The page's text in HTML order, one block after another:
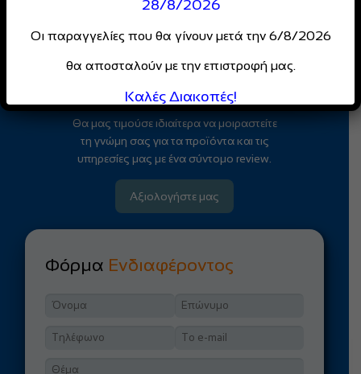
αποκλειστικές προσφορές
για επαγγελματίες
Κάντε Εγγραφή
Θα μας τιμούσε ιδιαίτερα να μοιραστείτε
τη γνώμη σας για τα προϊόντα και τις
υπηρεσίες μας με ένα σύντομο review.
Αξιολογήστε μας
Φόρμα Ενδιαφέροντος
28/8/2026
Οι παραγγελίες που θα γίνουν μετά την 6/8/2026
θα αποσταλούν με την επιστροφή μας.
Καλές Διακοπές!